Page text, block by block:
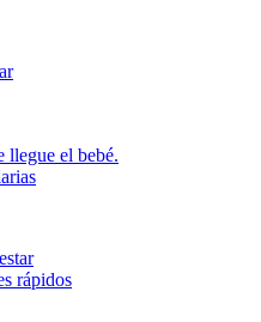
llegue el bebé.
rápidos